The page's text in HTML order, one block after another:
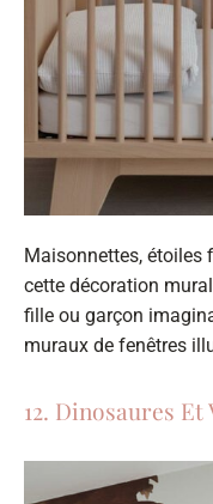
Maisonnettes, étoiles
cette décoration
fille ou garçon
muraux de fenêtres
12. Dinosaures